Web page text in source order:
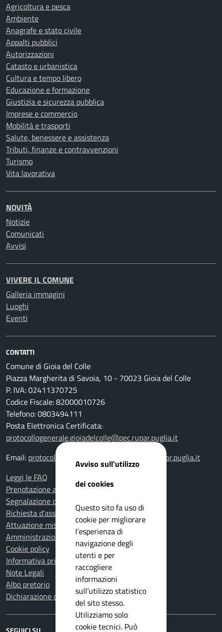
Agricoltura e pesca
Ambiente
Anagrafe e stato civile
Appalti pubblici
Autorizzazioni
Catasto e urbanistica
Cultura e tempo libero
Educazione e formazione
Giustizia e sicurezza pubblica
Imprese e commercio
Mobilità e trasporti
Salute, benessere e assistenza
Tributi, finanze e contravvenzioni
Turismo
Vita lavorativa
NOVITÀ
Notizie
Comunicati
Avvisi
VIVERE IL COMUNE
Galleria immagini
Luoghi
Eventi
CONTATTI
Comune di Gioia del Colle
Piazza Margherita di Savoia, 10 - 70023 Gioia del Colle
P. IVA: 02411370725
Codice Fiscale: 82000010726
Telefono: 0803494111
Posta Elettronica Certificata:
protocollogenerale.gioiadelcolle@pec.rupar.puglia.it
Email: protocollogenerale.gioiadelcolle@pec.rupar.puglia.it
Leggi le FAQ
Prenotazione appuntamento
Segnalazione disservizio
Richiesta d'assistenza
Attuazione misure PNRR
Amministrazione trasparente
Cookie policy
Informativa privacy
Note Legali
Albo pretorio
Dichiarazione di accessibilità
Avviso sull'utilizzo
dei cookies
Questo sito fa uso di
cookie per migliorare
l’esperienza di
navigazione degli
utenti e per
raccogliere
informazioni
sull’utilizzo statistico
del sito stesso.
Utilizziamo solo
cookie tecnici. Può